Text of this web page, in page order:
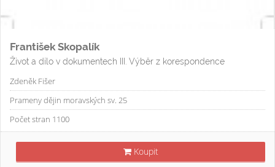
František Skopalík
Život a dílo v dokumentech III. Výběr z korespondence
Zdeněk Fišer
Prameny dějin moravských sv. 25
Počet stran 1100
Koupit